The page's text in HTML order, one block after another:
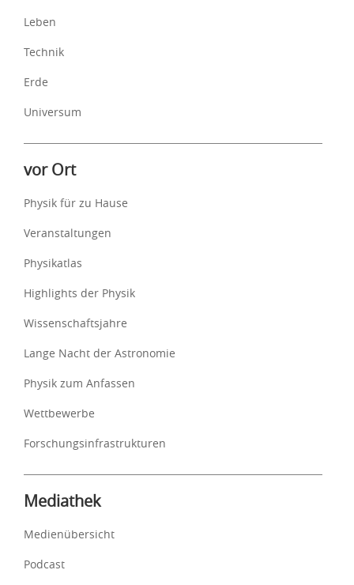
Leben
Technik
Erde
Universum
vor Ort
Physik für zu Hause
Veranstaltungen
Physikatlas
Highlights der Physik
Wissenschaftsjahre
Lange Nacht der Astronomie
Physik zum Anfassen
Wettbewerbe
Forschungsinfrastrukturen
Mediathek
Medienübersicht
Podcast